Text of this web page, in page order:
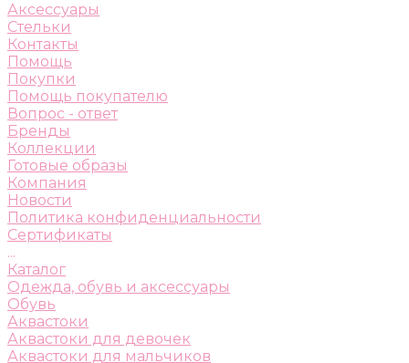
Аксессуары
Стельки
Контакты
Помощь
Покупки
Помощь покупателю
Вопрос - ответ
Бренды
Коллекции
Готовые образы
Компания
Новости
Политика конфиденциальности
Сертификаты
...
Каталог
Одежда, обувь и аксессуары
Обувь
Аквастоки
Аквастоки для девочек
Аквастоки для мальчиков